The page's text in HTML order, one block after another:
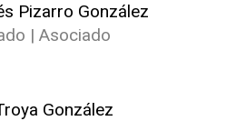
Pizarro González
| Asociado
González